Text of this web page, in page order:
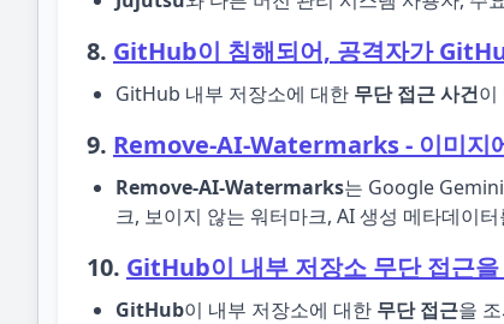
8. GitHub이 침해되어, 공격자가
GitHub 내부 저장소에 대한 무단 접근 사건이
9. Remove-AI-Watermarks - 이미지
Remove-AI-Watermarks는 Google
크, 보이지 않는 워터마크, AI 생성 메타데이
10. GitHub이 내부 저장소 무단 접근
GitHub이 내부 저장소에 대한 무단 접근을